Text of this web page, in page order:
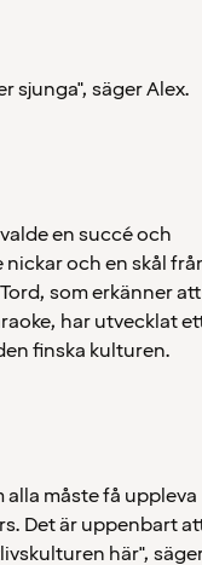
sjunga", säger Alex.
en succé och
och en skål
som erkänner att
har utvecklat
finska kulturen.
måste få uppleva
Det är uppenbart
här",